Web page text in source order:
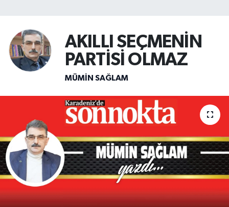
AKILLI SEÇMENİN
PARTİSİ OLMAZ
MÜMIN SAĞLAM
Teknoloji
TRABZON
TRABZONSPOR
Yaşam